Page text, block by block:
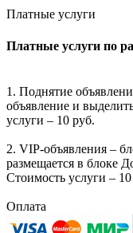
Платные услуги
Платные услуги по
1. Поднятие
объявление и
услуги – 10 руб.
2. VIP-объявления –
размещается в блоке
Стоимость услуги –
Оплата